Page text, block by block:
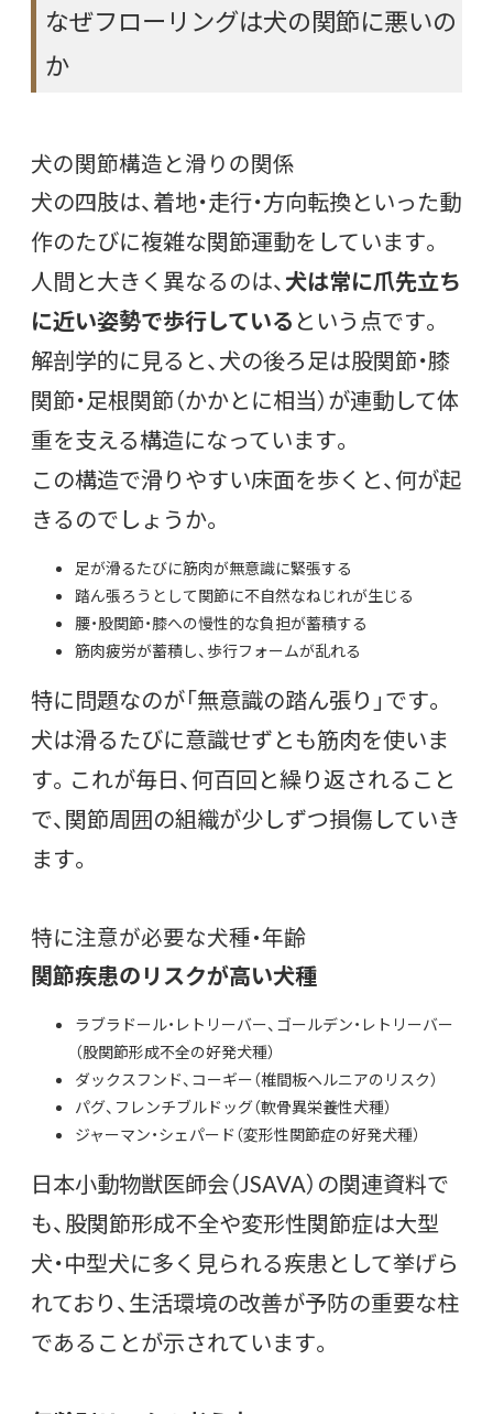
なぜフローリングは犬の関節に悪いの
か
犬の関節構造と滑りの関係
犬の四肢は、着地・走行・方向転換といった動
作のたびに複雑な関節運動をしています。
人間と大きく異なるのは、犬は常に爪先立ち
に近い姿勢で歩行している という点です。
解剖学的に見ると、犬の後ろ足は股関節・膝
関節・足根関節（かかとに相当）が連動して体
重を支える構造になっています。
この構造で滑りやすい床面を歩くと、何が起
きるのでしょうか。
足が滑るたびに筋肉が無意識に緊張する
踏ん張ろうとして関節に不自然なねじれが生じる
腰・股関節・膝への慢性的な負担が蓄積する
筋肉疲労が蓄積し、歩行フォームが乱れる
特に問題なのが「無意識の踏ん張り」です。
犬は滑るたびに意識せずとも筋肉を使いま
す。これが毎日、何百回と繰り返されること
で、関節周囲の組織が少しずつ損傷していき
ます。
特に注意が必要な犬種・年齢
関節疾患のリスクが高い犬種
ラブラドール・レトリーバー、ゴールデン・レトリーバー
（股関節形成不全の好発犬種）
ダックスフンド、コーギー（椎間板ヘルニアのリスク）
パグ、フレンチブルドッグ（軟骨異栄養性犬種）
ジャーマン・シェパード（変形性関節症の好発犬種）
日本小動物獣医師会（JSAVA）の関連資料で
も、股関節形成不全や変形性関節症は大型
犬・中型犬に多く見られる疾患として挙げら
れており、生活環境の改善が予防の重要な柱
であることが示されています。